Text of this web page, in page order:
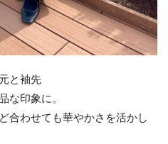
と袖先
な印象に。
合わせても華やかさを活かし